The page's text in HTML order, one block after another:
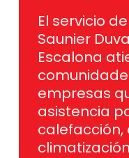
El servicio
Saunier
Escalona
empresas
asistencia
calefacción,